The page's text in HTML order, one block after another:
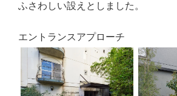
ふさわしい設えとしました。
エントランスアプローチ